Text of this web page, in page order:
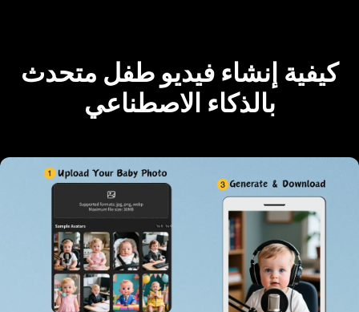
كيفية إنشاء فيديو طفل متحدث
بالذكاء الاصطناعي